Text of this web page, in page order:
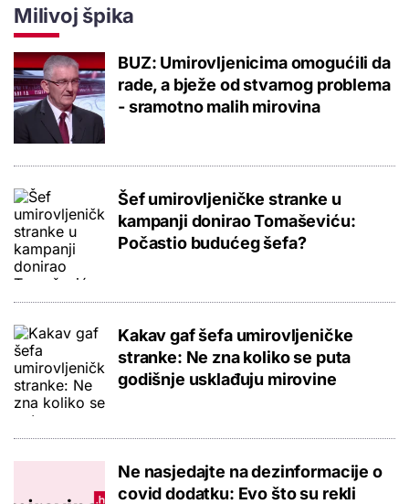
Milivoj špika
BUZ: Umirovljenicima omogućili da
rade, a bježe od stvarnog problema
- sramotno malih mirovina
Šef umirovljeničke stranke u
kampanji donirao Tomaševiću:
Počastio budućeg šefa?
Kakav gaf šefa umirovljeničke
stranke: Ne zna koliko se puta
godišnje usklađuju mirovine
Ne nasjedajte na dezinformacije o
covid dodatku: Evo što su rekli